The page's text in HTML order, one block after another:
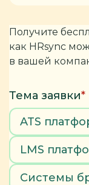
Получите
как HRsync
в вашей
Тема заявки*
ATS
LMS
Системы